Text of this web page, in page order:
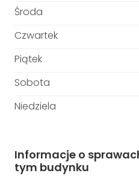
Środa
Czwartek
Piątek
Sobota
Niedziela
Informacje o
tym budynku